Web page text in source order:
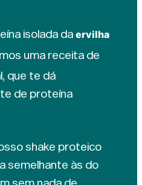
isolada da ervilha
uma receita de
que te dá
de proteína
shake proteico
semelhante às do